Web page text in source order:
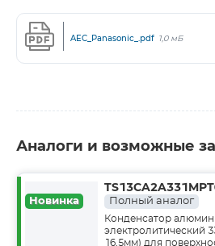
AEC_Panasonic_.pdf 1,0 мБ
Аналоги и возможные
Новинка Полный аналог
Конденсатор
электролитический
16.5мм) для